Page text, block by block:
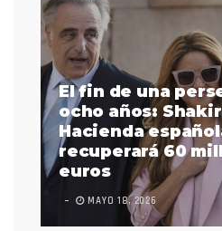
El fin de una
ocho años:
Hacienda
recuperará 60
euros
MAYO 18, 2026